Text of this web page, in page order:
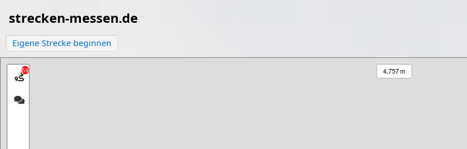
strecken-messen.de
Eigene Strecke beginnen
59 4,757 m